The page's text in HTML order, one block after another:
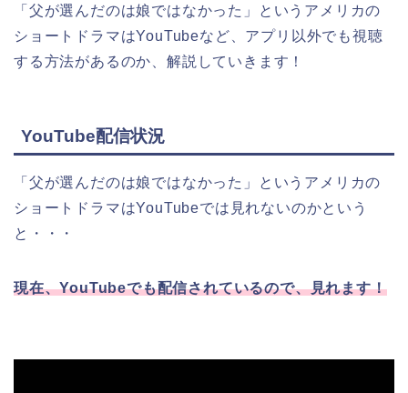
「父が選んだのは娘ではなかった」というアメリカの
ショートドラマはYouTubeなど、アプリ以外でも視聴
する方法があるのか、解説していきます！
YouTube配信状況
「父が選んだのは娘ではなかった」というアメリカの
ショートドラマはYouTubeでは見れないのかという
と・・・
現在、YouTubeでも配信されているので、見れます！